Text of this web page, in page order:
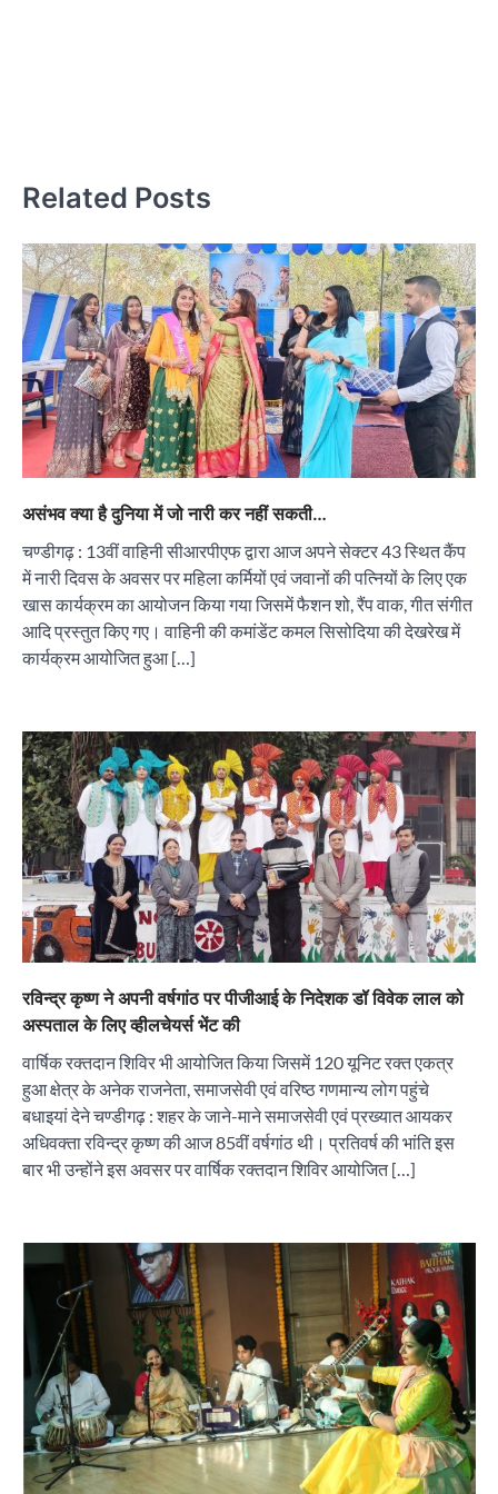
Related Posts
असंभव क्या है दुनिया में जो नारी कर नहीं सकती…
चण्डीगढ़ : 13वीं वाहिनी सीआरपीएफ द्वारा आज अपने सेक्टर 43 स्थित कैंप
में नारी दिवस के अवसर पर महिला कर्मियों एवं जवानों की पत्नियों के लिए एक
खास कार्यक्रम का आयोजन किया गया जिसमें फैशन शो, रैंप वाक, गीत संगीत
आदि प्रस्तुत किए गए। वाहिनी की कमांडेंट कमल सिसोदिया की देखरेख में
कार्यक्रम आयोजित हुआ […]
रविन्द्र कृष्ण ने अपनी वर्षगांठ पर पीजीआई के निदेशक डॉ विवेक लाल को
अस्पताल के लिए व्हीलचेयर्स भेंट की
वार्षिक रक्तदान शिविर भी आयोजित किया जिसमें 120 यूनिट रक्त एकत्र
हुआ क्षेत्र के अनेक राजनेता, समाजसेवी एवं वरिष्ठ गणमान्य लोग पहुंचे
बधाइयां देने चण्डीगढ़ : शहर के जाने-माने समाजसेवी एवं प्रख्यात आयकर
अधिवक्ता रविन्द्र कृष्ण की आज 85वीं वर्षगांठ थी। प्रतिवर्ष की भांति इस
बार भी उन्होंने इस अवसर पर वार्षिक रक्तदान शिविर आयोजित […]
2
“वोकल फॉर लोकल” से “लोकल टू ग्लोबल” की ओर भारत
का बढ़ता कदम, 12 से 15 अगस्त तक भारत मंडपम में होगा
भव्य भारत व्यापार महोत्सव : हरीश गर्ग
City uday August 6, 2026